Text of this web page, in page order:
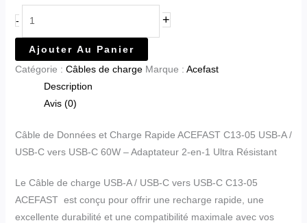
- +
Ajouter Au Panier
Catégorie : Câbles de charge Marque : Acefast
Description
Avis (0)
Câble de Données et Charge Rapide ACEFAST C13-05 USB-A /
USB-C vers USB-C 60W – Adaptateur 2-en-1 Ultra Résistant
Le Câble de charge USB-A / USB-C vers USB-C C13-05
ACEFAST est conçu pour offrir une recharge rapide, une
excellente durabilité et une compatibilité maximale avec vos